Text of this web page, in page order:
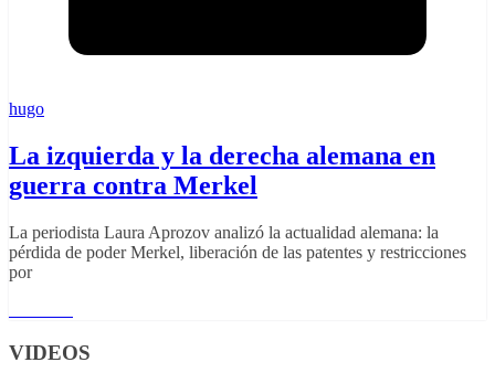
hugo
La izquierda y la derecha alemana en
guerra contra Merkel
La periodista Laura Aprozov analizó la actualidad alemana: la
pérdida de poder Merkel, liberación de las patentes y restricciones
por
VIDEOS